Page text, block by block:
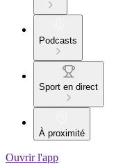
Podcasts
Sport en direct
À proximité
Ouvrir l'app